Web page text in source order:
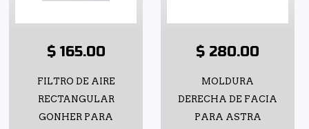
$ 165.00
FILTRO DE AIRE
RECTANGULAR
GONHER PARA
$ 280.00
MOLDURA
DERECHA DE FACIA
PARA ASTRA